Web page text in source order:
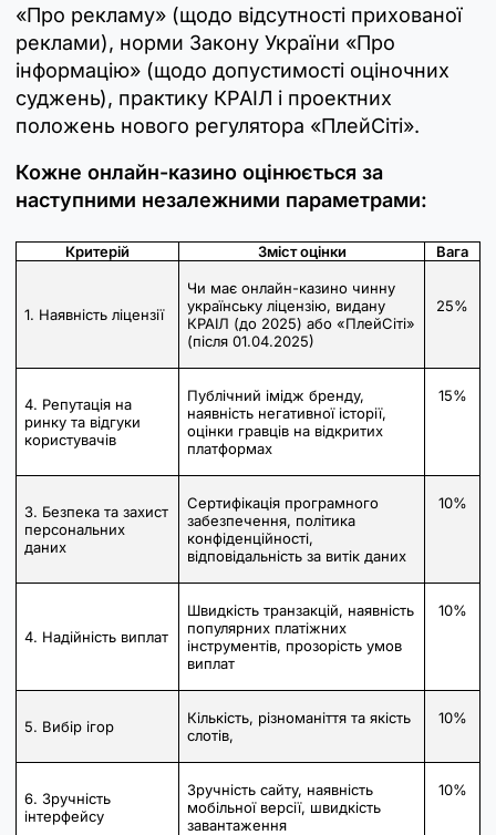
«Про рекламу» (щодо відсутності прихованої
реклами), норми Закону України «Про
інформацію» (щодо допустимості оціночних
суджень), практику КРАІЛ і проектних
положень нового регулятора «ПлейСіті».
Кожне онлайн-казино оцінюється за
наступними незалежними параметрами:
Критерій Зміст оцінки Вага
1. Наявність ліцензії
Чи має онлайн-казино чинну
українську ліцензію, видану
КРАІЛ (до 2025) або «ПлейСіті»
(після 01.04.2025)
25%
4. Репутація на
ринку та відгуки
користувачів
Публічний імідж бренду,
наявність негативної історії,
оцінки гравців на відкритих
платформах
15%
3. Безпека та захист
персональних
даних
Сертифікація програмного
забезпечення, політика
конфіденційності,
відповідальність за витік даних
10%
4. Надійність виплат
Швидкість транзакцій, наявність
популярних платіжних
інструментів, прозорість умов
виплат
10%
5. Вибір ігор
Кількість, різноманіття та якість
слотів,
10%
6. Зручність
інтерфейсу
Зручність сайту, наявність
мобільної версії, швидкість
завантаження
10%